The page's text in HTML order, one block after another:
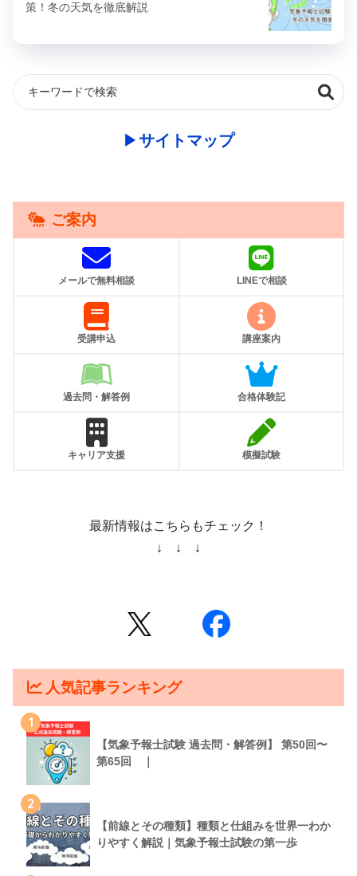
策！冬の天気を徹底解説
▶︎サイトマップ
ご案内
メールで無料相談 LINEで相談
受講申込 講座案内
過去問・解答例 合格体験記
キャリア支援 模擬試験
最新情報はこちらもチェック！
↓ ↓ ↓
人気記事ランキング
1
【気象予報士試験 過去問・解答例】 第50回〜
第65回 ｜
2
【前線とその種類】種類と仕組みを世界一わか
りやすく解説｜気象予報士試験の第一歩